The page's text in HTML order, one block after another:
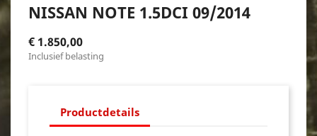
NISSAN NOTE 1.5DCI 09/2014
€ 1.850,00
Inclusief belasting
Productdetails